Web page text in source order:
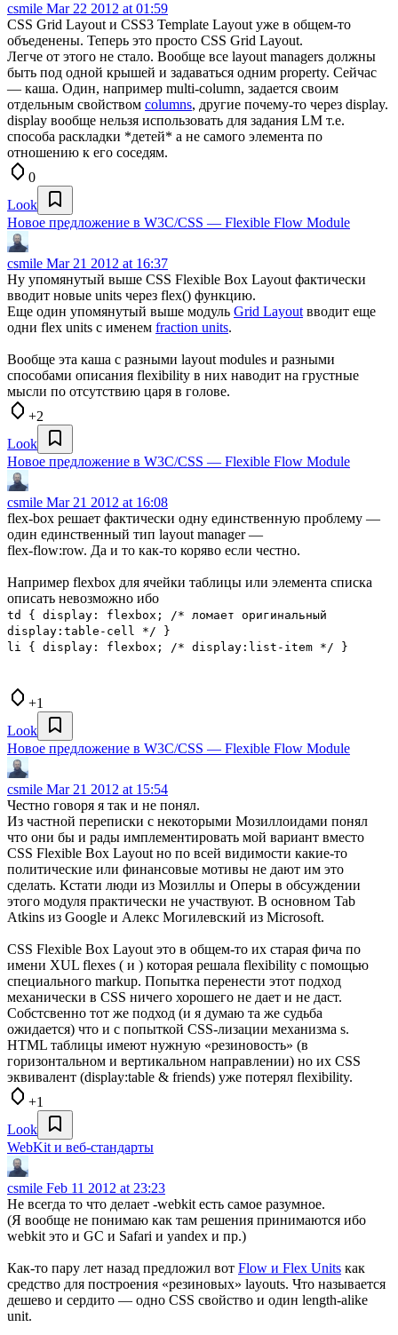
csmile Mar 22 2012 at 01:59
CSS Grid Layout и CSS3 Template Layout уже в общем-то
объеденены. Теперь это просто CSS Grid Layout.
Легче от этого не стало. Вообще все layout managers должны
быть под одной крышей и задаваться одним property. Сейчас
— каша. Один, например multi-column, задается своим
отдельным свойством columns, другие почему-то через display.
display вообще нельзя использовать для задания LM т.е.
способа раскладки *детей* а не самого элемента по
отношению к его соседям.
0
Look
Новое предложение в W3C/CSS — Flexible Flow Module
csmile Mar 21 2012 at 16:37
Ну упомянутый выше CSS Flexible Box Layout фактически
вводит новые units через flex() функцию.
Еще один упомянутый выше модуль Grid Layout вводит еще
одни flex units с именем fraction units.
Вообще эта каша с разными layout modules и разными
способами описания flexibility в них наводит на грустные
мысли по отсутствию царя в голове.
+2
Look
Новое предложение в W3C/CSS — Flexible Flow Module
csmile Mar 21 2012 at 16:08
flex-box решает фактически одну единственную проблему —
один единственный тип layout manager —
flex-flow:row. Да и то как-то коряво если честно.
Например flexbox для ячейки таблицы или элемента списка
описать невозможно ибо
td { display: flexbox; /* ломает оригинальный
display:table-cell */ }
li { display: flexbox; /* display:list-item */ }
+1
Look
Новое предложение в W3C/CSS — Flexible Flow Module
csmile Mar 21 2012 at 15:54
Честно говоря я так и не понял.
Из частной переписки с некоторыми Мозиллоидами понял
что они бы и рады имплементировать мой вариант вместо
CSS Flexible Box Layout но по всей видимости какие-то
политические или финансовые мотивы не дают им это
сделать. Кстати люди из Мозиллы и Оперы в обсуждении
этого модуля практически не участвуют. В основном Tab
Atkins из Google и Алекс Могилевский из Microsoft.
CSS Flexible Box Layout это в общем-то их старая фича по
имени XUL flexes ( и ) которая решала flexibility c помощью
специального markup. Попытка перенести этот подход
механически в CSS ничего хорошего не дает и не даст.
Собcтсвенно тот же подход (и я думаю та же судьба
ожидается) что и с попыткой CSS-лизации механизма s.
HTML таблицы имеют нужную «резиновость» (в
горизонтальном и вертикальном направлении) но их CSS
эквивалент (display:table & friends) уже потерял flexibility.
+1
Look
WebKit и веб-стандарты
csmile Feb 11 2012 at 23:23
Не всегда то что делает -webkit есть самое разумное.
(Я вообще не понимаю как там решения принимаются ибо
webkit это и GC и Safari и yandex и пр.)
Как-то пару лет назад предложил вот Flow и Flex Units как
средство для построения «резиновых» layouts. Что называется
дешево и сердито — одно CSS свойство и один length-alike
unit.